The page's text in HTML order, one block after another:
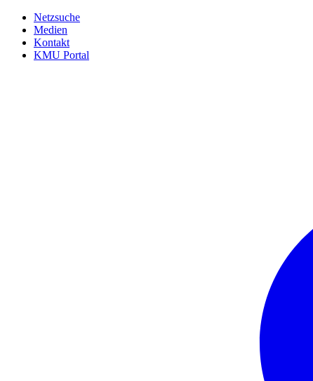
Netzsuche
Medien
Kontakt
KMU Portal